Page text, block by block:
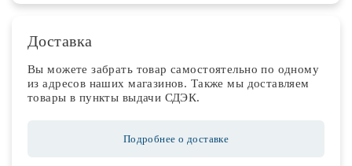
Доставка
Вы можете забрать товар самостоятельно по одному
из адресов наших магазинов. Также мы доставляем
товары в пункты выдачи СДЭК.
Подробнее о доставке